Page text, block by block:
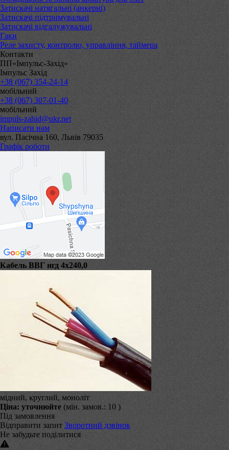
Затискачі натягальні (анкерні)
Затискачі підтримувальні
Затискачі відгалужувальні
Гаки
Реле захисту, контролю, управління, таймера
Контакти
ПП«Імпульс-Захід»
Імпульс Захід
+38 (067) 354-24-14
мобільний
+38 (067) 307-01-40
мобільний
impuls-zahid@ukr.net
Написати нам
вул. Пасічна 160, Львів 79035
Графік роботи
Кабель ВВГ нгд 4х240,0
мідний, круглий, моноліт
Ціна: уточнюйте (мін. замов.: 10 )
Під замовлення
Відправити запит Зворотний дзвінок
Не забудьте поділитися